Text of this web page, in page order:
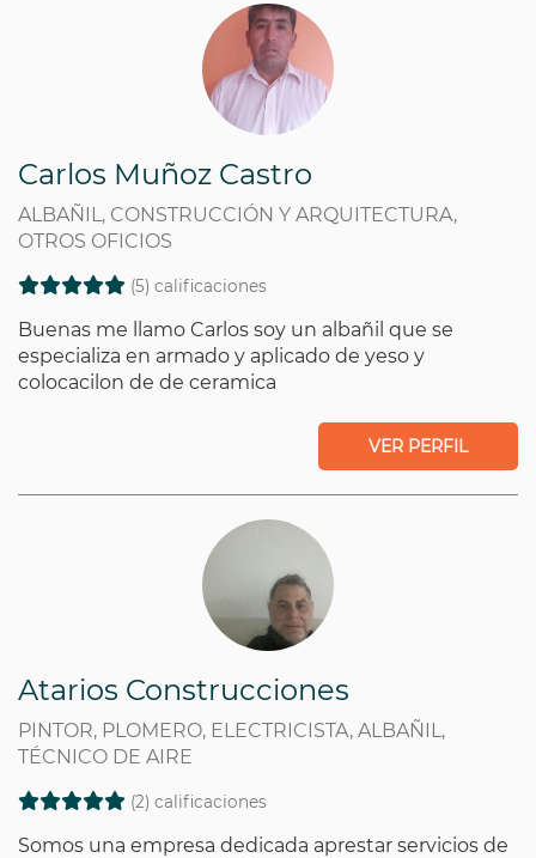
Carlos Muñoz Castro
ALBAÑIL, CONSTRUCCIÓN Y ARQUITECTURA,
OTROS OFICIOS
(5) calificaciones
Buenas me llamo Carlos soy un albañil que se
especializa en armado y aplicado de yeso y
colocacilon de de ceramica
VER PERFIL
Atarios Construcciones
PINTOR, PLOMERO, ELECTRICISTA, ALBAÑIL,
TÉCNICO DE AIRE
(2) calificaciones
Somos una empresa dedicada aprestar servicios de